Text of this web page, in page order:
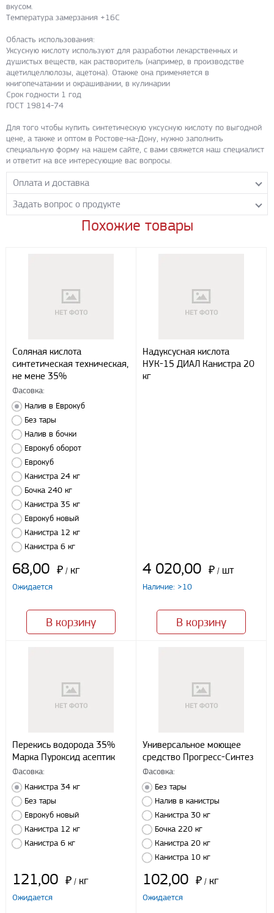
вкусом.
Температура замерзания +16С
Область использования:
Уксусную кислоту используют для разработки лекарственных и
душистых веществ, как растворитель (например, в производстве
ацетилцеллюлозы, ацетона). Отакже она применяется в
книгопечатании и окрашивании, в кулинарии
Срок годности 1 год
ГОСТ 19814-74
Для того чтобы купить синтетическую уксусную кислоту по выгодной
цене, а также и оптом в Ростове-на-Дону, нужно заполнить
специальную форму на нашем сайте, с вами свяжется наш специалист
и ответит на все интересующие вас вопросы.
Оплата и доставка
Самовывоз с нашего склада
Понедельник-пятница с 8.00-17.00 без перерыва
Регионы доставки:
Северо-Кавказский федеральный округ
Южный федеральный округ
Наличными
При получении груза
Безналичный расчет
Задать вопрос о продукте
Задайте нашим менеджерам вопрос о данном продукте.
Я даю свое согласие ООО «Улисс» на обработку моих
персональных данных, в соответствии с федеральным законом от
27.07.2006 N152 ФЗ «О персональных данных», на условиях
целей, определенных
Отправить
Похожие товары
Соляная кислота
синтетическая техническая,
не мене 35%
Фасовка:
Налив в Еврокуб
Без тары
Налив в бочки
Еврокуб оборот
Еврокуб
Канистра 24 кг
Бочка 240 кг
Канистра 35 кг
Еврокуб новый
Канистра 12 кг
Канистра 6 кг
68,00 ₽ / кг
Ожидается
В корзину
Надуксусная кислота
НУК-15 ДИАЛ Канистра 20
кг
4 020,00 ₽ / шт
Наличие: >10
В корзину
Перекись водорода 35%
Марка Пуроксид асептик
Фасовка:
Канистра 34 кг
Без тары
Еврокуб новый
Канистра 12 кг
Канистра 6 кг
121,00 ₽ / кг
Ожидается
Универсальное моющее
средство Прогресс-Синтез
Фасовка:
Без тары
Налив в канистры
Канистра 30 кг
Бочка 220 кг
Канистра 20 кг
Канистра 10 кг
102,00 ₽ / кг
Ожидается